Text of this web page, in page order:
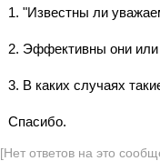
1. "Известны ли
2. Эффективны они или
3. В каких случаях
Спасибо.
[Нет ответов на это